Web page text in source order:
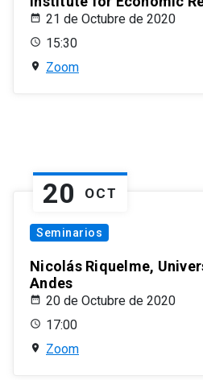
21 de Octubre de 2020
15:30
Zoom
20 OCT
Seminarios
Nicolás Riquelme,
Andes
20 de Octubre de 2020
17:00
Zoom